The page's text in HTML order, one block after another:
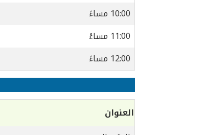
10:00 مساءً
11:00 مساءً
12:00 مساءً
العنوان